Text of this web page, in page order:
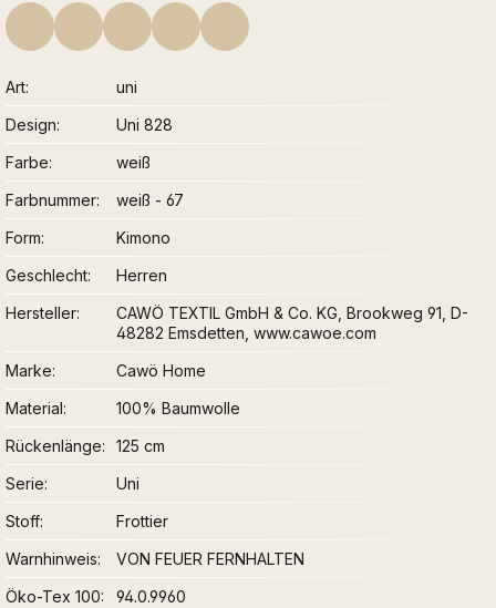
Art
uni
Design
Uni 828
Farbe
weiß
Farbnummer
weiß - 67
Form
Kimono
Geschlecht
Herren
Hersteller
CAWÖ TEXTIL GmbH & Co. KG, Brookweg 91, D-
48282 Emsdetten, www.cawoe.com
Marke
Cawö Home
Material
100% Baumwolle
Rückenlänge
125 cm
Serie
Uni
Stoff
Frottier
Warnhinweis
VON FEUER FERNHALTEN
Öko-Tex 100
94.0.9960